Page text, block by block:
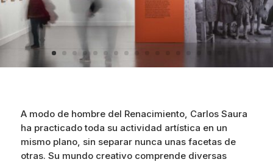
A modo de hombre del Renacimiento, Carlos Saura
ha practicado toda su actividad artística en un
mismo plano, sin separar nunca unas facetas de
otras. Su mundo creativo comprende diversas